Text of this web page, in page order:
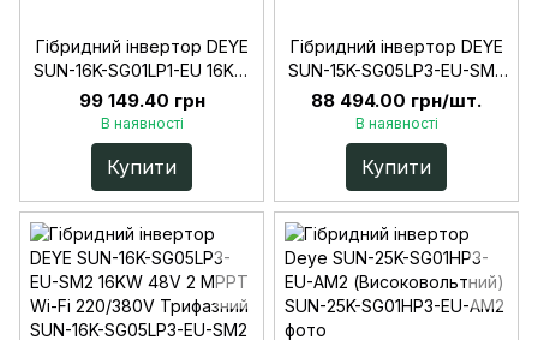
Гібридний інвертор DEYE
SUN-16K-SG01LP1-EU 16KW
48V 3 MPPT Wi-Fi 220V 1
фаза
99 149.40 грн
В наявності
Купити
Гібридний інвертор DEYE
SUN-15K-SG05LP3-EU-SM2
15KW 48V 2 MPPT Wi-Fi
220/380V Трифазний
88 494.00 грн/шт.
В наявності
Купити